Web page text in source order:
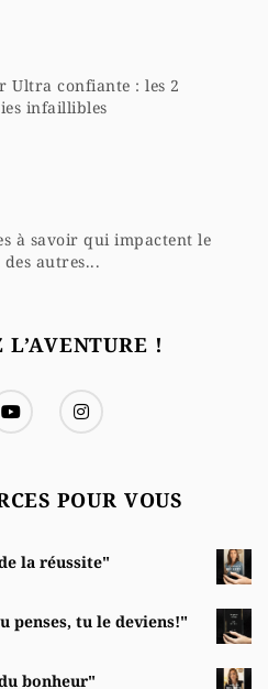
Ultra confiante : les 2
infaillibles
à savoir qui impactent le
autres...
L’AVENTURE !
POUR VOUS
la réussite"
penses, tu le deviens!"
bonheur"